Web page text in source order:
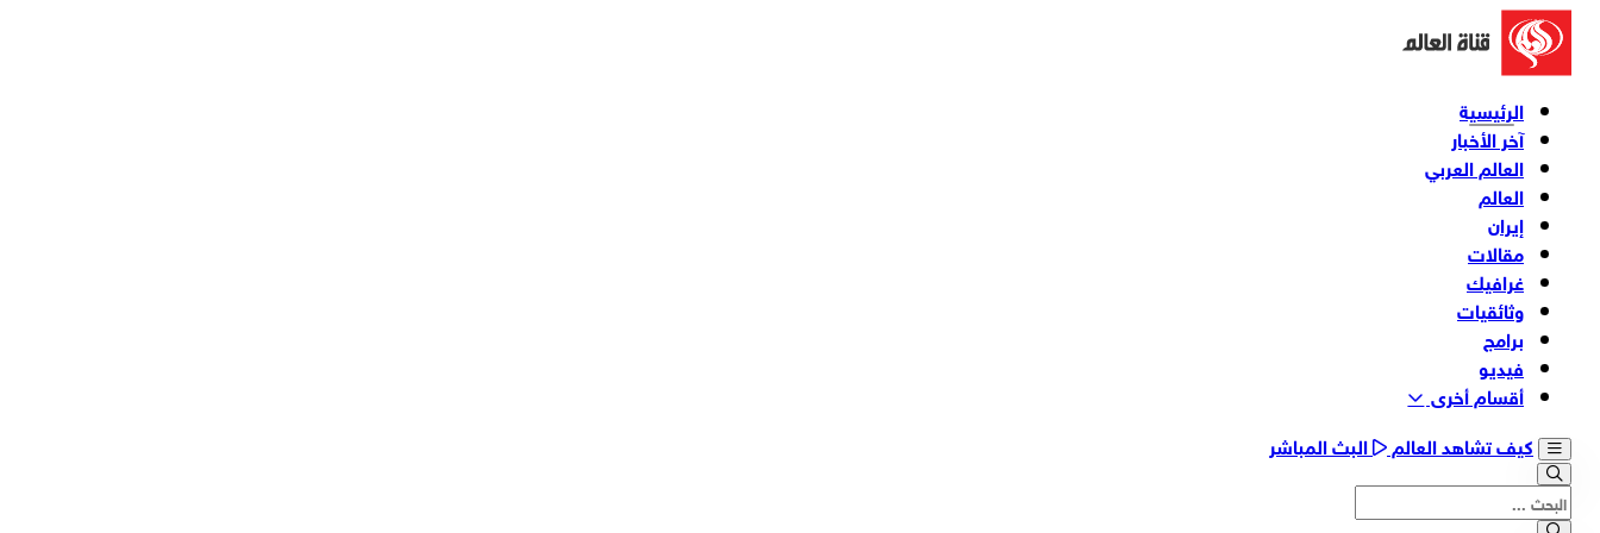
الرئيسية
آخر الأخبار
العالم العربي
العالم
إيران
مقالات
غرافيك
وثائقیات
برامج
فیدیو
أقسام أخری
كيف تشاهد العالم
البث المباشر